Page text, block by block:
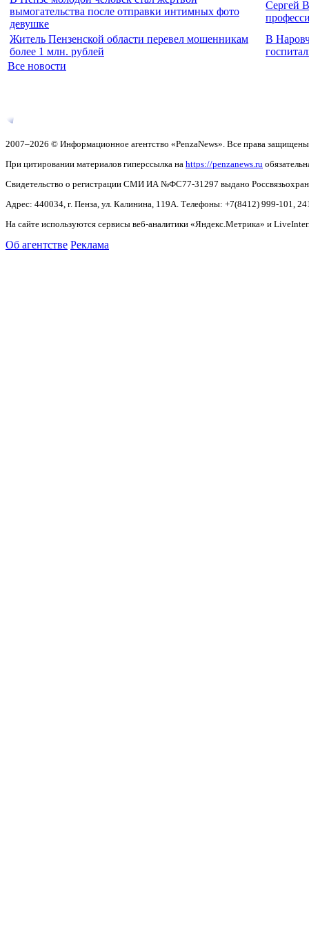
вымогательства после отправки интимных фото
девушке
Сергей
Житель Пензенской области перевел мошенникам
более 1 млн. рублей
В
Все новости
2007–2026 © Информационное агентство «PenzaNews». Все права
При цитировании материалов гиперссылка на https://penzanews.ru
Свидетельство о регистрации СМИ ИА №ФС77-31297 выдано
Адрес: 440034, г. Пенза, ул. Калинина, 119А. Телефоны: +7(8412) 999-101,
На сайте используются сервисы веб-аналитики «Яндекс.Метрика» и
Об агентстве Реклама